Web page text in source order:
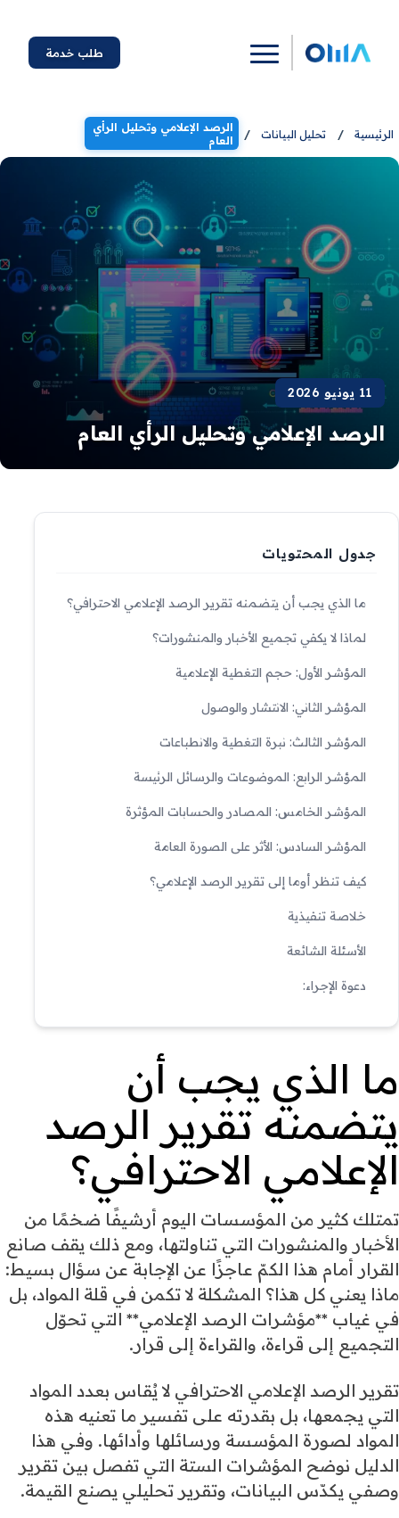
طلب خدمة
الرئيسية / تحليل البيانات /
الرصد الإعلامي وتحليل الرأي
العام
11 يونيو 2026
الرصد الإعلامي وتحليل الرأي العام
جدول المحتويات
ما الذي يجب أن يتضمنه تقرير الرصد الإعلامي الاحترافي؟
لماذا لا يكفي تجميع الأخبار والمنشورات؟
المؤشر الأول: حجم التغطية الإعلامية
المؤشر الثاني: الانتشار والوصول
المؤشر الثالث: نبرة التغطية والانطباعات
المؤشر الرابع: الموضوعات والرسائل الرئيسة
المؤشر الخامس: المصادر والحسابات المؤثرة
المؤشر السادس: الأثر على الصورة العامة
كيف تنظر أوما إلى تقرير الرصد الإعلامي؟
خلاصة تنفيذية
الأسئلة الشائعة
دعوة الإجراء:
ما الذي يجب أن
يتضمنه تقرير الرصد
الإعلامي الاحترافي؟
تمتلك كثير من المؤسسات اليوم أرشيفًا ضخمًا من
الأخبار والمنشورات التي تناولتها، ومع ذلك يقف صانع
القرار أمام هذا الكمّ عاجزًا عن الإجابة عن سؤال بسيط:
ماذا يعني كل هذا؟ المشكلة لا تكمن في قلة المواد، بل
في غياب **مؤشرات الرصد الإعلامي** التي تحوّل
التجميع إلى قراءة، والقراءة إلى قرار.
تقرير الرصد الإعلامي الاحترافي لا يُقاس بعدد المواد
التي يجمعها، بل بقدرته على تفسير ما تعنيه هذه
المواد لصورة المؤسسة ورسائلها وأدائها. وفي هذا
الدليل نوضح المؤشرات الستة التي تفصل بين تقرير
وصفي يكدّس البيانات، وتقرير تحليلي يصنع القيمة.